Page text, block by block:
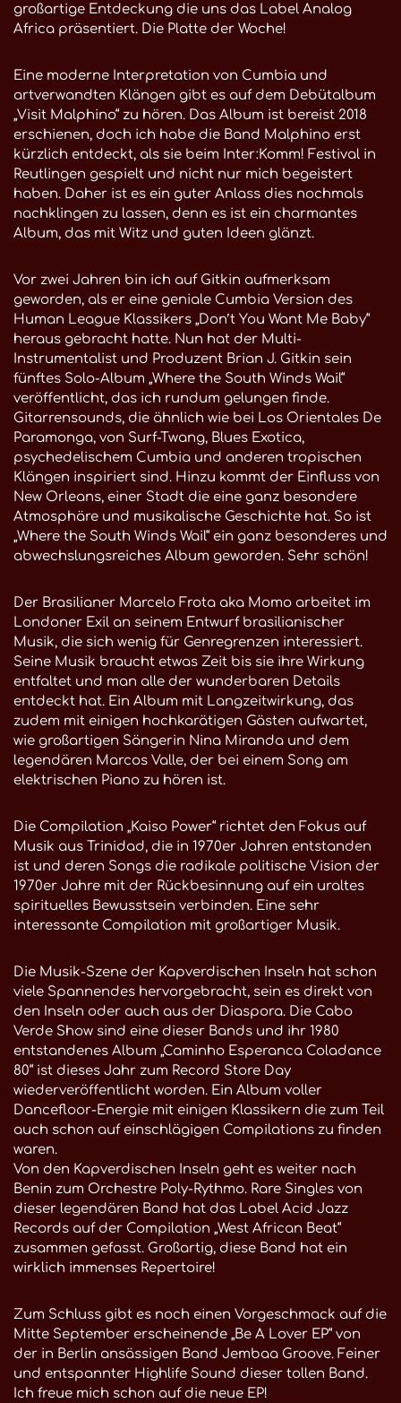
großartige Entdeckung die uns das Label Analog
Africa präsentiert. Die Platte der Woche!
Eine moderne Interpretation von Cumbia und
artverwandten Klängen gibt es auf dem Debütalbum
„Visit Malphino“ zu hören. Das Album ist bereist 2018
erschienen, doch ich habe die Band Malphino erst
kürzlich entdeckt, als sie beim Inter:Komm! Festival in
Reutlingen gespielt und nicht nur mich begeistert
haben. Daher ist es ein guter Anlass dies nochmals
nachklingen zu lassen, denn es ist ein charmantes
Album, das mit Witz und guten Ideen glänzt.
Vor zwei Jahren bin ich auf Gitkin aufmerksam
geworden, als er eine geniale Cumbia Version des
Human League Klassikers „Don’t You Want Me Baby“
heraus gebracht hatte. Nun hat der Multi-
Instrumentalist und Produzent Brian J. Gitkin sein
fünftes Solo-Album „Where the South Winds Wail“
veröffentlicht, das ich rundum gelungen finde.
Gitarrensounds, die ähnlich wie bei Los Orientales De
Paramonga, von Surf-Twang, Blues Exotica,
psychedelischem Cumbia und anderen tropischen
Klängen inspiriert sind. Hinzu kommt der Einfluss von
New Orleans, einer Stadt die eine ganz besondere
Atmosphäre und musikalische Geschichte hat. So ist
„Where the South Winds Wail“ ein ganz besonderes und
abwechslungsreiches Album geworden. Sehr schön!
Der Brasilianer Marcelo Frota aka Momo arbeitet im
Londoner Exil an seinem Entwurf brasilianischer
Musik, die sich wenig für Genregrenzen interessiert.
Seine Musik braucht etwas Zeit bis sie ihre Wirkung
entfaltet und man alle der wunderbaren Details
entdeckt hat. Ein Album mit Langzeitwirkung, das
zudem mit einigen hochkarätigen Gästen aufwartet,
wie großartigen Sängerin Nina Miranda und dem
legendären Marcos Valle, der bei einem Song am
elektrischen Piano zu hören ist.
Die Compilation „Kaiso Power“ richtet den Fokus auf
Musik aus Trinidad, die in 1970er Jahren entstanden
ist und deren Songs die radikale politische Vision der
1970er Jahre mit der Rückbesinnung auf ein uraltes
spirituelles Bewusstsein verbinden. Eine sehr
interessante Compilation mit großartiger Musik.
Die Musik-Szene der Kapverdischen Inseln hat schon
viele Spannendes hervorgebracht, sein es direkt von
den Inseln oder auch aus der Diaspora. Die Cabo
Verde Show sind eine dieser Bands und ihr 1980
entstandenes Album „Caminho Esperanca Coladance
80“ ist dieses Jahr zum Record Store Day
wiederveröffentlicht worden. Ein Album voller
Dancefloor-Energie mit einigen Klassikern die zum Teil
auch schon auf einschlägigen Compilations zu finden
waren.
Von den Kapverdischen Inseln geht es weiter nach
Benin zum Orchestre Poly-Rythmo. Rare Singles von
dieser legendären Band hat das Label Acid Jazz
Records auf der Compilation „West African Beat“
zusammen gefasst. Großartig, diese Band hat ein
wirklich immenses Repertoire!
Zum Schluss gibt es noch einen Vorgeschmack auf die
Mitte September erscheinende „Be A Lover EP“ von
der in Berlin ansässigen Band Jembaa Groove. Feiner
und entspannter Highlife Sound dieser tollen Band.
Ich freue mich schon auf die neue EP!